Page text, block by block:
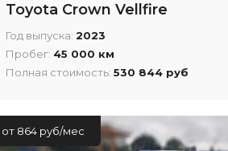
Toyota Crown Vellfire
Год выпуска: 2023
Пробег: 45 000 км
Полная стоимость: 530 844 руб
от 864 руб/мес